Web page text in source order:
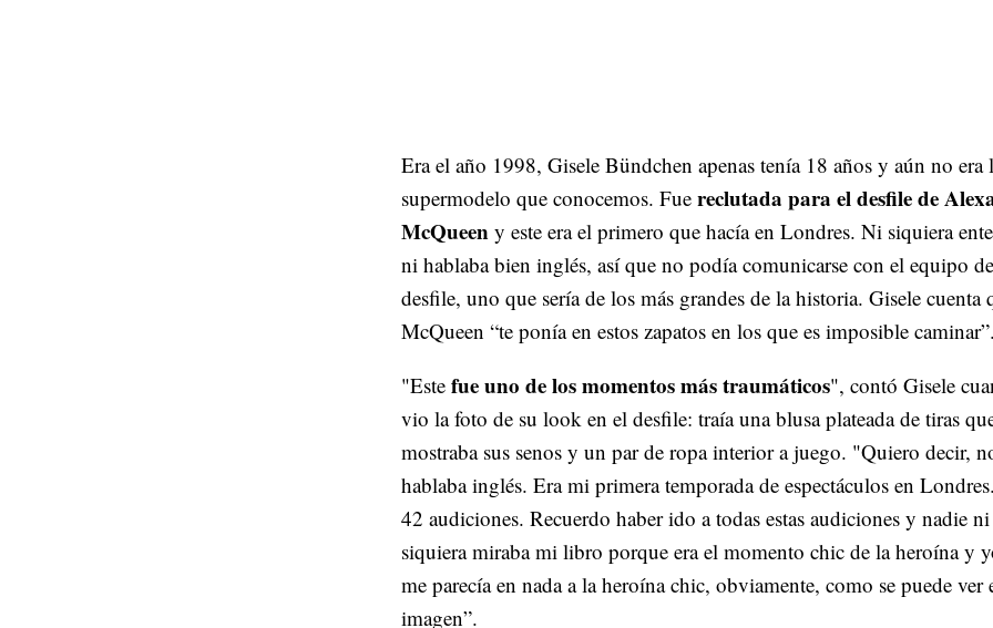
Era el año 1998, Gisele Bündchen apenas tenía 18 años y aún no era
supermodelo que conocemos. Fue reclutada para el desfile de
McQueen y este era el primero que hacía en Londres. Ni siquiera
ni hablaba bien inglés, así que no podía comunicarse con el equipo
desfile, uno que sería de los más grandes de la historia. Gisele cuenta
McQueen “te ponía en estos zapatos en los que es imposible caminar”.
"Este fue uno de los momentos más traumáticos", contó Gisele
vio la foto de su look en el desfile: traía una blusa plateada de tiras
mostraba sus senos y un par de ropa interior a juego. "Quiero decir,
hablaba inglés. Era mi primera temporada de espectáculos en
42 audiciones. Recuerdo haber ido a todas estas audiciones y nadie ni
siquiera miraba mi libro porque era el momento chic de la heroína y
me parecía en nada a la heroína chic, obviamente, como se puede ver
imagen”.